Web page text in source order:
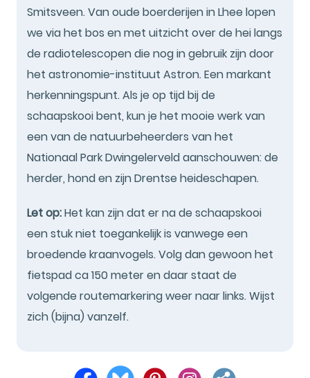
Smitsveen. Van oude boerderijen in Lhee lopen
we via het bos en met uitzicht over de hei langs
de radiotelescopen die nog in gebruik zijn door
het astronomie-instituut Astron. Een markant
herkenningspunt. Als je op tijd bij de
schaapskooi bent, kun je het mooie werk van
een van de natuurbeheerders van het
Nationaal Park Dwingelerveld aanschouwen: de
herder, hond en zijn Drentse heideschapen.
Let op:Het kan zijn dat er na de schaapskooi
een stuk niet toegankelijk is vanwege een
broedende kraanvogels. Volg dan gewoon het
fietspad ca 150 meter en daar staat de
volgende routemarkering weer naar links. Wijst
zich (bijna) vanzelf.